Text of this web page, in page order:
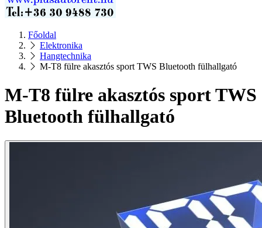
Főoldal
Elektronika
Hangtechnika
M-T8 fülre akasztós sport TWS Bluetooth fülhallgató
M-T8 fülre akasztós sport TWS
Bluetooth fülhallgató